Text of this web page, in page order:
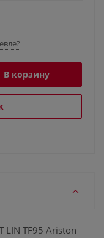
В корзину
LIN TF95 Ariston